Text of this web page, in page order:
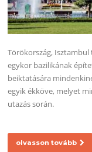
Törökország,
egykor bazilikának
beiktatására
egyik ékköve, melyet
utazás során.
olvasson tovább